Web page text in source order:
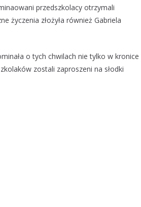
przedszkolacy otrzymali
życzenia złożyła również Gabriela
o tych chwilach nie tylko w kronice
zostali zaproszeni na słodki